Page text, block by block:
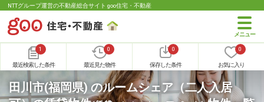
NTTグループ運営の不動産総合サイト goo住宅・不動産
1
最近検索した条件
0
最近見た物件
0
保存した条件
0
お気に入り
田川市(福岡県) のルームシェア（二人入居